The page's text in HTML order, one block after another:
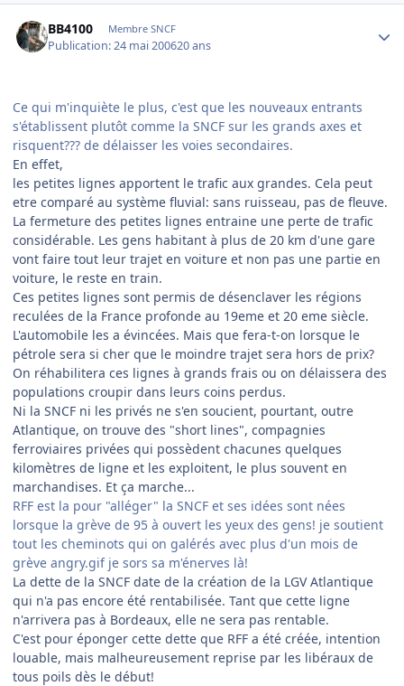
BB4100 Membre SNCF
Publication:24 mai 200620 ans
Ce qui m'inquiète le plus, c'est que les nouveaux entrants
s'établissent plutôt comme la SNCF sur les grands axes et
risquent??? de délaisser les voies secondaires.
En effet,
les petites lignes apportent le trafic aux grandes. Cela peut
etre comparé au système fluvial: sans ruisseau, pas de fleuve.
La fermeture des petites lignes entraine une perte de trafic
considérable. Les gens habitant à plus de 20 km d'une gare
vont faire tout leur trajet en voiture et non pas une partie en
voiture, le reste en train.
Ces petites lignes sont permis de désenclaver les régions
reculées de la France profonde au 19eme et 20 eme siècle.
L'automobile les a évincées. Mais que fera-t-on lorsque le
pétrole sera si cher que le moindre trajet sera hors de prix?
On réhabilitera ces lignes à grands frais ou on délaissera des
populations croupir dans leurs coins perdus.
Ni la SNCF ni les privés ne s'en soucient, pourtant, outre
Atlantique, on trouve des "short lines", compagnies
ferroviaires privées qui possèdent chacunes quelques
kilomètres de ligne et les exploitent, le plus souvent en
marchandises. Et ça marche...
RFF est la pour "alléger" la SNCF et ses idées sont nées
lorsque la grève de 95 à ouvert les yeux des gens! je soutient
tout les cheminots qui on galérés avec plus d'un mois de
grève angry.gif je sors sa m'énerves là!
La dette de la SNCF date de la création de la LGV Atlantique
qui n'a pas encore été rentabilisée. Tant que cette ligne
n'arrivera pas à Bordeaux, elle ne sera pas rentable.
C'est pour éponger cette dette que RFF a été créée, intention
louable, mais malheureusement reprise par les libéraux de
tous poils dès le début!